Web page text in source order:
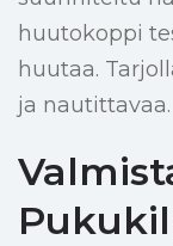
huutokoppi
huutaa.
ja nautittavaa.